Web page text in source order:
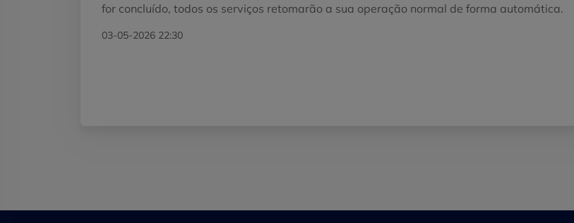
for concluído, todos os serviços retomarão a sua operação normal de forma automática.
03-05-2026 22:30